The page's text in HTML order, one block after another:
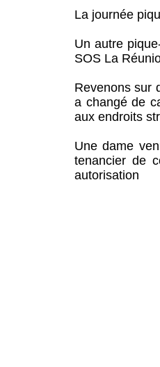
La journée
Un autre
SOS La
Revenons sur
a changé de
aux endroits
Une dame
tenancier de
autorisation